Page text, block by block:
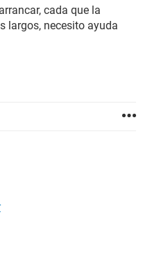
cada que la
largos, necesito ayuda